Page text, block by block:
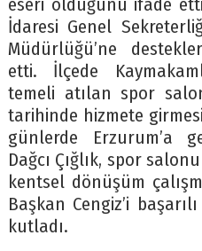
eseri olduğunu ifade
İdaresi Genel
Müdürlüğü’ne
etti. İlçede
temeli atılan spor
tarihinde hizmete
günlerde Erzurum’a
Dağcı Çığlık, spor
kentsel dönüşüm
Başkan Cengiz’i
kutladı.